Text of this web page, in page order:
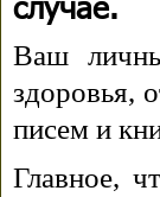
Ваш
здоровья,
писем и
Главное,